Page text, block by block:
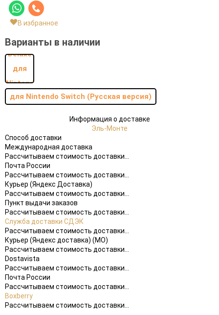
В избранное
Варианты в наличии
для Nintendo Switch (Русская версия)
Информация о доставке
Эль-Монте
Способ доставки
Международная доставка
Рассчитываем стоимость доставки...
Почта России
Рассчитываем стоимость доставки...
Курьер (Яндекс Доставка)
Рассчитываем стоимость доставки...
Пункт выдачи заказов
Рассчитываем стоимость доставки...
Служба доставки СДЭК
Рассчитываем стоимость доставки...
Курьер (Яндекс доставка) (МО)
Рассчитываем стоимость доставки...
Dostavista
Рассчитываем стоимость доставки...
Почта России
Рассчитываем стоимость доставки...
Boxberry
Рассчитываем стоимость доставки...